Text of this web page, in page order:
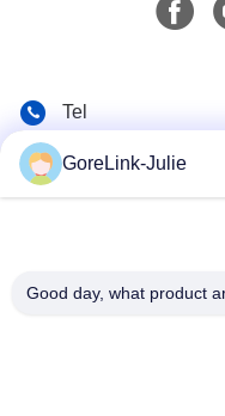
Tel
이메일
4F, 빌딩 E, 첸투 센
GoreLink-Julie
Good day, what product